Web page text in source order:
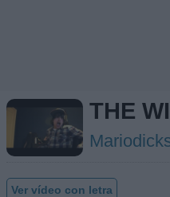
THE
Ver vídeo con letra